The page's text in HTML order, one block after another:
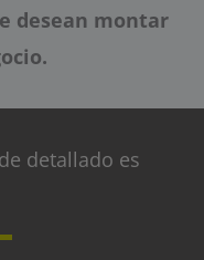
desean montar
detallado es